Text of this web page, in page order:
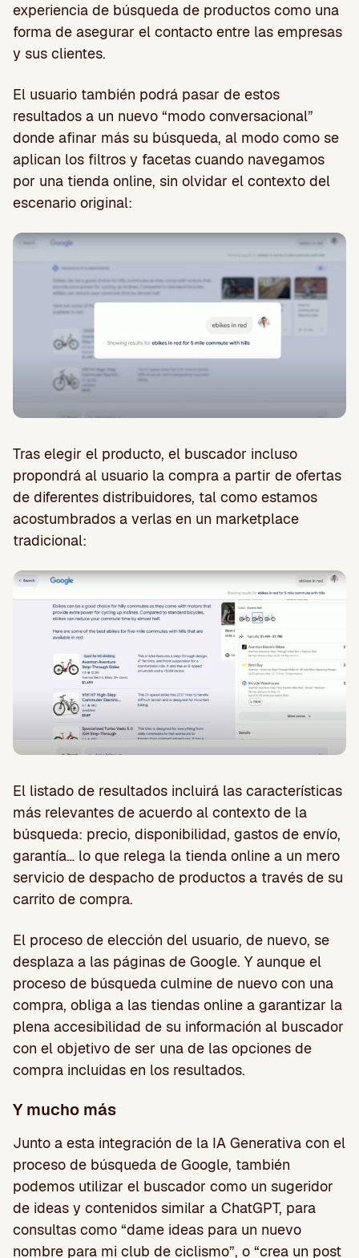
experiencia de búsqueda de productos como una
forma de asegurar el contacto entre las empresas
y sus clientes.
El usuario también podrá pasar de estos
resultados a un nuevo “modo conversacional”
donde afinar más su búsqueda, al modo como se
aplican los filtros y facetas cuando navegamos
por una tienda online, sin olvidar el contexto del
escenario original:
Tras elegir el producto, el buscador incluso
propondrá al usuario la compra a partir de ofertas
de diferentes distribuidores, tal como estamos
acostumbrados a verlas en un marketplace
tradicional:
El listado de resultados incluirá las características
más relevantes de acuerdo al contexto de la
búsqueda: precio, disponibilidad, gastos de envío,
garantía… lo que relega la tienda online a un mero
servicio de despacho de productos a través de su
carrito de compra.
El proceso de elección del usuario, de nuevo, se
desplaza a las páginas de Google. Y aunque el
proceso de búsqueda culmine de nuevo con una
compra, obliga a las tiendas online a garantizar la
plena accesibilidad de su información al buscador
con el objetivo de ser una de las opciones de
compra incluidas en los resultados.
Y mucho más
Junto a esta integración de la IA Generativa con el
proceso de búsqueda de Google, también
podemos utilizar el buscador como un sugeridor
de ideas y contenidos similar a ChatGPT, para
consultas como “dame ideas para un nuevo
nombre para mi club de ciclismo”, o “crea un post